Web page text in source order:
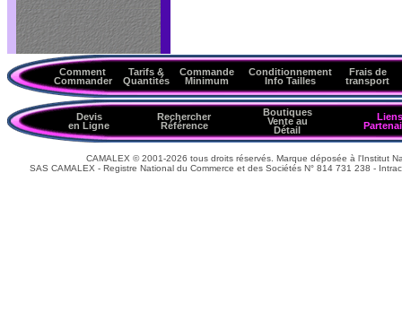
Comment
Commander
Tarifs &
Quantités
Commande
Minimum
Conditionnement
Info Tailles
Frais de
transport
Devis
en Ligne
Rechercher
Référence
Boutiques
Vente au
Détail
Liens
CAMALEX © 2001-2026 tous droits réservés. Marque déposée à l'Institut
SAS CAMALEX - Registre National du Commerce et des Sociétés N° 814 731 238 -